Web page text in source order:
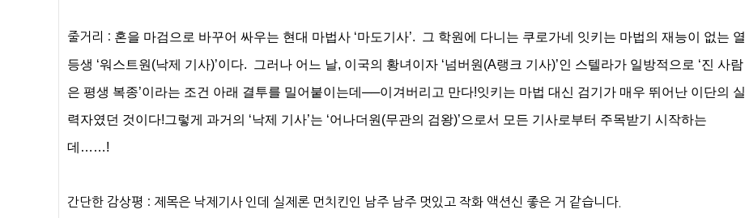
줄거리 : 혼을 마검으로 바꾸어 싸우는 현대 마법사 ‘마도기사’.
그 학원에 다니는 쿠로가네 잇키는 마법의 재능이 없는 열
등생 ‘워스트원(낙제 기사)’이다.
그러나 어느 날, 이국의 황녀이자 ‘넘버원(A랭크 기사)’인 스텔라가 일방적으로 ‘진 사람
은 평생 복종’이라는 조건 아래 결투를 밀어붙이는데──이겨버리고 만다!잇키는 마법 대신 검기가 매우 뛰어난 이단의 실
력자였던 것이다!그렇게 과거의 ‘낙제 기사’는 ‘어나더원(무관의 검왕)’으로서 모든 기사로부터 주목받기 시작하는
데……!
간단한 감상평 : 제목은 낙제기사 인데 실제론 먼치킨인 남주 남주 멋있고 작화 액션신 좋은 거 같습니다.